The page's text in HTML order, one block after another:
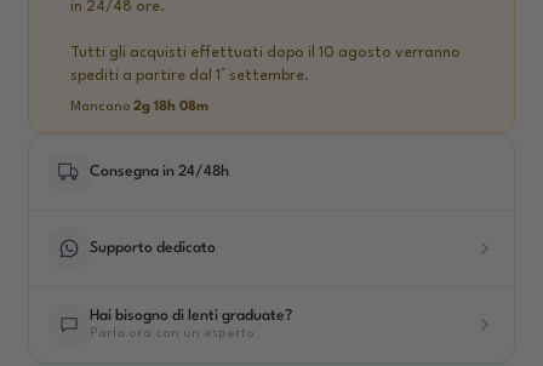
in 24/48 ore.
Tutti gli acquisti effettuati dopo il 10 agosto verranno
spediti a partire dal 1° settembre.
Mancano 2g 18h 08m
Consegna in 24/48h
Supporto dedicato
Hai bisogno di lenti graduate?
Parla ora con un esperto